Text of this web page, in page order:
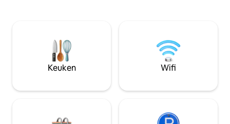
maximaal negen van je vrienden in deze
kamer ontvangen! Stuur ons een bericht
om een groep te boeken! Geldige CC of
debetkaart vereist voor het inchecken
maar wordt niet in rekening gebracht.
binnenkort te
Geldige CC- of
het inchecken
kosten/bewijs
Keuken Wifi